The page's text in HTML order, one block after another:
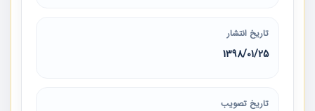
تاریخ انتشار
1398/01/25
تاریخ تصویب